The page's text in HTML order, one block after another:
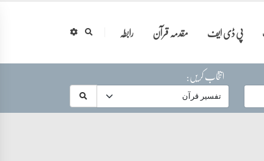
پی ڈی ایف مقدمہ قرآن
رابطہ
انتخاب کریں: